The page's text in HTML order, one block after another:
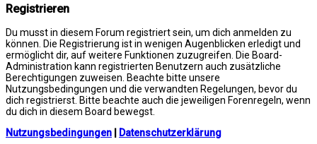
Registrieren
Du musst in diesem Forum registriert sein, um dich anmelden zu
können. Die Registrierung ist in wenigen Augenblicken erledigt und
ermöglicht dir, auf weitere Funktionen zuzugreifen. Die Board-
Administration kann registrierten Benutzern auch zusätzliche
Berechtigungen zuweisen. Beachte bitte unsere
Nutzungsbedingungen und die verwandten Regelungen, bevor du
dich registrierst. Bitte beachte auch die jeweiligen Forenregeln, wenn
du dich in diesem Board bewegst.
Nutzungsbedingungen
Datenschutzerklärung